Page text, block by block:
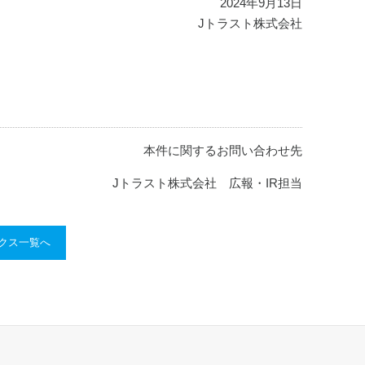
2024年9月13日
Jトラスト株式会社
本件に関するお問い合わせ先
Jトラスト株式会社 広報・IR担当
ス一覧へ